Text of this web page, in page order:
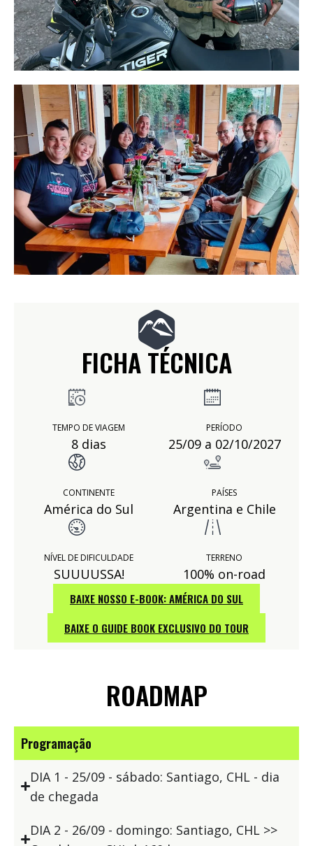
FICHA TÉCNICA
TEMPO DE VIAGEM
8 dias
PERÍODO
25/09 a 02/10/2027
CONTINENTE
América do Sul
PAÍSES
Argentina e Chile
NÍVEL DE DIFICULDADE
SUUUUSSA!
TERRENO
100% on-road
BAIXE NOSSO E-BOOK: AMÉRICA DO SUL
BAIXE O GUIDE BOOK EXCLUSIVO DO TOUR
ROADMAP
Programação
DIA 1 - 25/09 - sábado: Santiago, CHL - dia
de chegada
DIA 2 - 26/09 - domingo: Santiago, CHL >>